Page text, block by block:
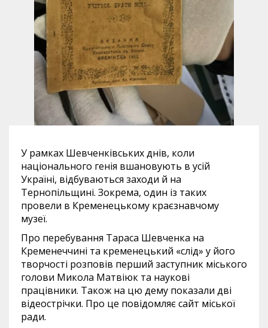
У рамках Шевченківських днів, коли
національного генія вшановують в усій
Україні, відбуваються заходи й на
Тернопільщині. Зокрема, один із таких
провели в Кременецькому краєзнавчому
музеї.
Про перебування Тараса Шевченка на
Кременеччині та кременецький «слід» у його
творчості розповів перший заступник міського
голови Микола Матвіюк та наукові
працівники. Також на цю дему показали дві
відеострічки. Про це повідомляє сайт міської
ради.